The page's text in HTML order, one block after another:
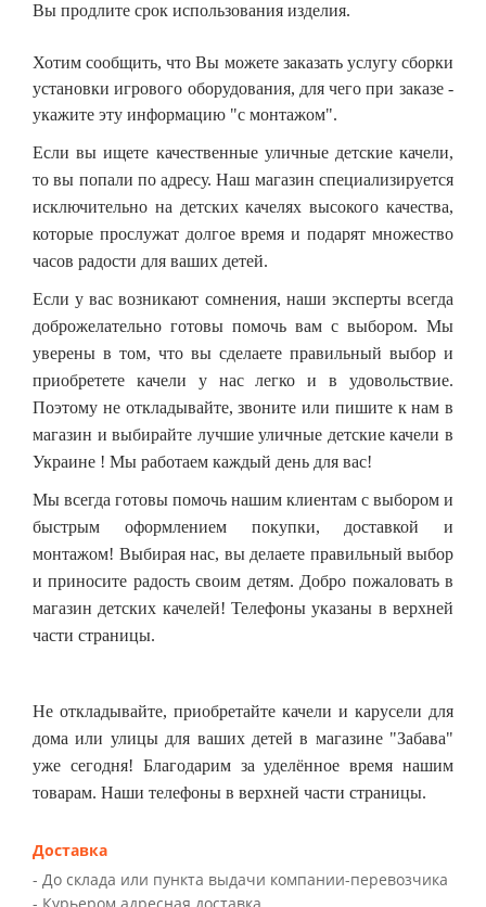
Вы продлите срок использования изделия.
Хотим сообщить, что Вы можете заказать услугу сборки
установки игрового оборудования, для чего при заказе -
укажите эту информацию "с монтажом".
Если вы ищете качественные уличные детские качели,
то вы попали по адресу. Наш магазин специализируется
исключительно на детских качелях высокого качества,
которые прослужат долгое время и подарят множество
часов радости для ваших детей.
Если у вас возникают сомнения, наши эксперты всегда
доброжелательно готовы помочь вам с выбором. Мы
уверены в том, что вы сделаете правильный выбор и
приобретете качели у нас легко и в удовольствие.
Поэтому не откладывайте, звоните или пишите к нам в
магазин и выбирайте лучшие уличные детские качели в
Украине ! Мы работаем каждый день для вас!
Мы всегда готовы помочь нашим клиентам с выбором и
быстрым оформлением покупки, доставкой и
монтажом! Выбирая нас, вы делаете правильный выбор
и приносите радость своим детям. Добро пожаловать в
магазин детских качелей! Телефоны указаны в верхней
части страницы.
Не откладывайте, приобретайте качели и карусели для
дома или улицы для ваших детей в магазине "Забава"
уже сегодня! Благодарим за уделённое время нашим
товарам. Наши телефоны в верхней части страницы.
Доставка
- До склада или пункта выдачи компании-перевозчика